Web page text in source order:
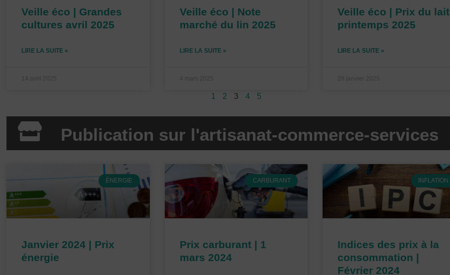
Veille éco | Grandes
cultures avril 2025
LIRE LA SUITE »
14 avril 2025
Veille éco | Note
marché du lin 2025
LIRE LA SUITE »
4 mars 2025
Veille éco | Prix du lait
printemps 2025
LIRE LA SUITE »
28 janvier 2025
1 2 3 4 5
Publication sur l'artisanat-commerce-services
ÉNERGIE
Janvier 2024 | Prix
énergie
CARBURANT
Prix carburant | 1
mars 2024
INFLATION
Indices des prix à la
consommation |
Février 2024
a
e
a
g
a
e
g
e
a
g
e